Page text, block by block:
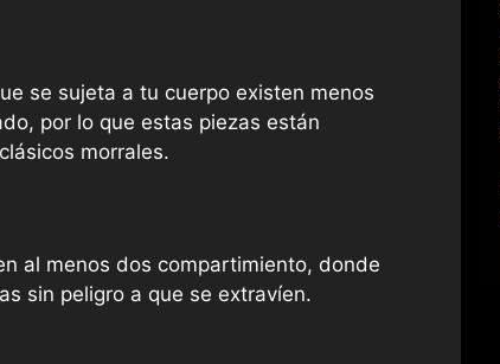
se sujeta a tu cuerpo existen menos
por lo que estas piezas están
morrales.
al menos dos compartimiento, donde
sin peligro a que se extravíen.